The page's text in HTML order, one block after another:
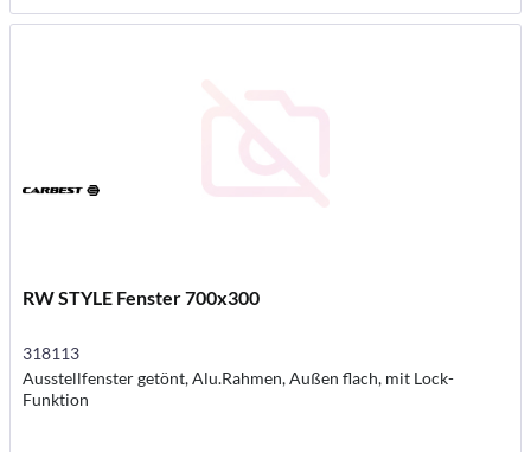
RW STYLE Fenster 700x300
318113
Ausstellfenster getönt, Alu.Rahmen, Außen flach, mit Lock-
Funktion